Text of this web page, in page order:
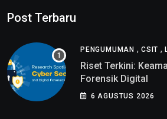
Post Terbaru
PENGUMUMAN , CSIT ,
Riset Terkini:
Forensik Digital
6 AGUSTUS 2026